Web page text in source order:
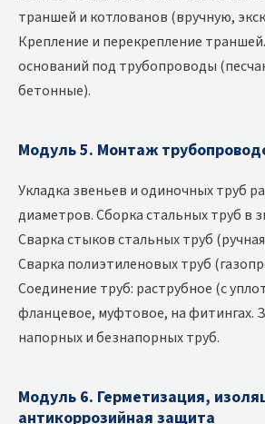
траншей и котлованов (вручную,
Крепление и перекрепление
оснований под трубопроводы
бетонные).
Модуль 5. Монтаж
Укладка звеньев и одиночных труб
диаметров. Сборка стальных труб в
Сварка стыков стальных труб (ручная
Сварка полиэтиленовых труб
Соединение труб: раструбное (с
фланцевое, муфтовое, на фитингах.
напорных и безнапорных труб.
Модуль 6. Герметизация,
антикоррозийная защита